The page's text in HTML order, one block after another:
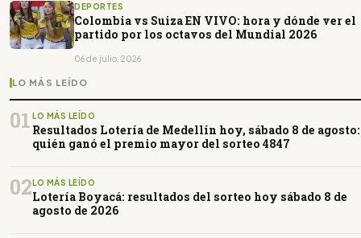
DEPORTES
Colombia vs Suiza EN VIVO: hora y dónde ver el
partido por los octavos del Mundial 2026
06 de julio, 2026
LO MÁS LEÍDO
01 LO MÁS LEÍDO
Resultados Lotería de Medellín hoy, sábado 8 de agosto:
quién ganó el premio mayor del sorteo 4847
02LO MÁS LEÍDO
Lotería Boyacá: resultados del sorteo hoy sábado 8 de
agosto de 2026